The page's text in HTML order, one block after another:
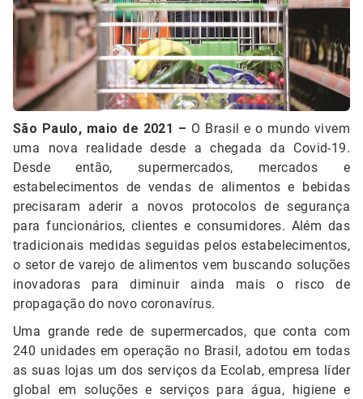
São Paulo, maio de 2021 – O Brasil e o mundo vivem
uma
nova realidade desde a chegada da Covid-19.
Desde então, supermercados, mercados e
estabelecimentos de vendas de alimentos e bebidas
precisaram aderir a novos protocolos de segurança
para funcionários, clientes e consumidores. Além das
tradicionais medidas seguidas pelos estabelecimentos,
o setor de varejo de alimentos vem buscando soluções
inovadoras para diminuir ainda mais o risco de
propagação do novo coronavírus.
Uma grande rede de supermercados, que conta com
240 unidades em operação no Brasil, adotou em todas
as suas lojas um dos serviços da Ecolab, empresa líder
global em soluções e serviços para água, higiene e